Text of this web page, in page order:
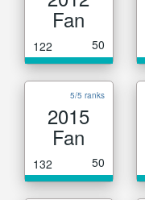
Fan
122 50
5/5 ranks
2015
Fan
132 50